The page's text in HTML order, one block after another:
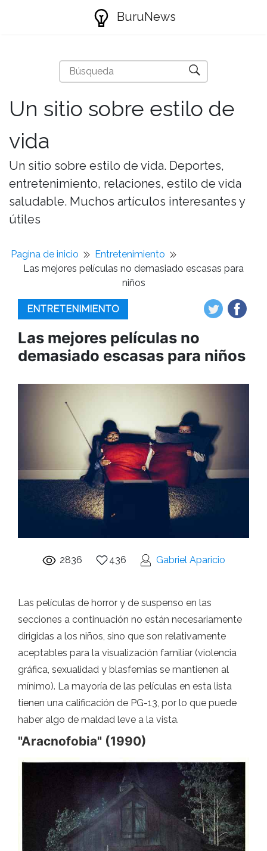
BuruNews
Un sitio sobre estilo de
vida
Un sitio sobre estilo de vida. Deportes,
entretenimiento, relaciones, estilo de vida
saludable. Muchos artículos interesantes y
útiles
Pagina de inicio
Entretenimiento
Las mejores películas no demasiado escasas para
niños
ENTRETENIMIENTO
Las mejores películas no
demasiado escasas para niños
2836 436 Gabriel Aparicio
Las películas de horror y de suspenso en las
secciones a continuación no están necesariamente
dirigidas a los niños, sino que son relativamente
aceptables para la visualización familiar (violencia
gráfica, sexualidad y blasfemias se mantienen al
mínimo). La mayoría de las películas en esta lista
tienen una calificación de PG-13, por lo que puede
haber algo de maldad leve a la vista.
"Aracnofobia" (1990)